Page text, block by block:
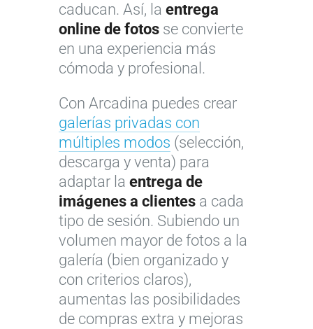
caducan. Así, la entrega
online de fotos se convierte
en una experiencia más
cómoda y profesional.
Con Arcadina puedes crear
galerías privadas con
múltiples modos (selección,
descarga y venta) para
adaptar la entrega de
imágenes a clientes a cada
tipo de sesión. Subiendo un
volumen mayor de fotos a la
galería (bien organizado y
con criterios claros),
aumentas las posibilidades
de compras extra y mejoras